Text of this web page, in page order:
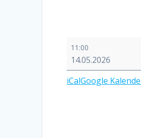
Hauptgottesdienst
zu
Himmelfahrt
11:00
14.05.2026
iCalGoogle